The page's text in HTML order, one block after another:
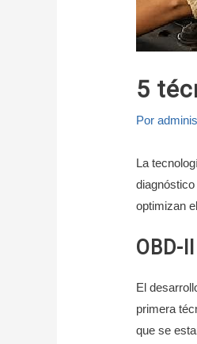
5
Por
La
optimizan
OBD-II
El
primera
que se